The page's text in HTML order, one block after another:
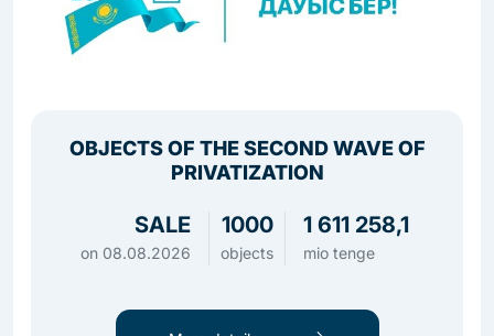
OBJECTS OF THE SECOND WAVE OF
PRIVATIZATION
SALE
on 08.08.2026
1000
objects
1 611 258,1
mio tenge